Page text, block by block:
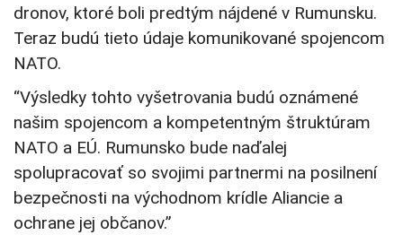
dronov, ktoré boli predtým nájdené v Rumunsku.
Teraz budú tieto údaje komunikované spojencom
NATO.
“Výsledky tohto vyšetrovania budú oznámené
našim spojencom a kompetentným štruktúram
NATO a EÚ. Rumunsko bude naďalej
spolupracovať so svojimi partnermi na posilnení
bezpečnosti na východnom krídle Aliancie a
ochrane jej občanov.”